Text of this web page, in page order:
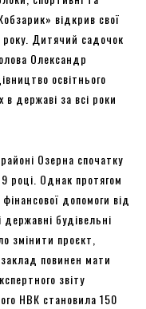
відкрив свої
Дитячий садочок
Олександр
освітнього
державі за всі роки
Озерна спочатку
році. Однак протягом
допомоги від
будівельні
змінити проєкт,
повинен мати
звіту
НВК становила 150